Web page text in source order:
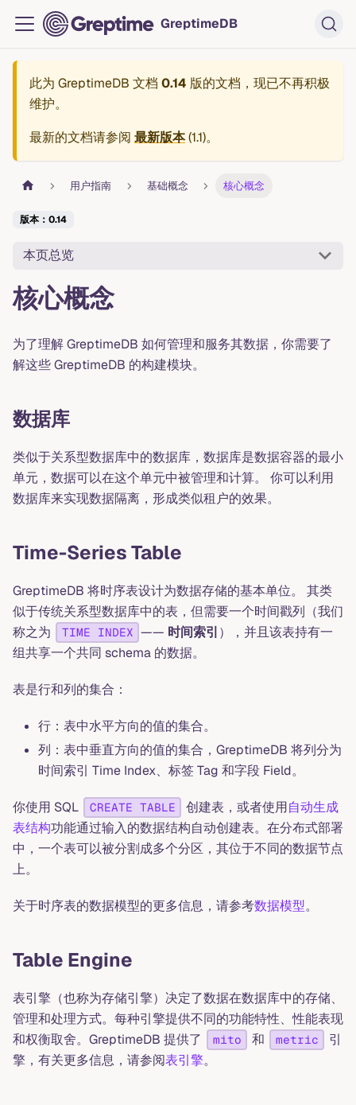
GreptimeDB
此为 GreptimeDB 文档 0.14 版的文档，现已不再积极
维护。
最新的文档请参阅 最新版本(1.1)。
用户指南 基础概念 核心概念
版本：0.14
本页总览
核心概念
为了理解 GreptimeDB 如何管理和服务其数据，你需要了
解这些 GreptimeDB 的构建模块。
数据库
类似于关系型数据库中的数据库，数据库是数据容器的最小
单元，数据可以在这个单元中被管理和计算。 你可以利用
数据库来实现数据隔离，形成类似租户的效果。
Time-Series Table
GreptimeDB 将时序表设计为数据存储的基本单位。 其类
似于传统关系型数据库中的表，但需要一个时间戳列（我们
称之为
TIME INDEX —— 时间索引），并且该表持有一
组共享一个共同 schema 的数据。
表是行和列的集合：
行：表中水平方向的值的集合。
列：表中垂直方向的值的集合，GreptimeDB 将列分为
时间索引 Time Index、标签 Tag 和字段 Field。
你使用 SQL CREATE TABLE 创建表，或者使用自动生成
表结构功能通过输入的数据结构自动创建表。在分布式部署
中，一个表可以被分割成多个分区，其位于不同的数据节点
上。
关于时序表的数据模型的更多信息，请参考数据模型。
Table Engine
表引擎（也称为存储引擎）决定了数据在数据库中的存储、
管理和处理方式。每种引擎提供不同的功能特性、性能表现
和权衡取舍。GreptimeDB 提供了
mito 和 metric
引
擎，有关更多信息，请参阅表引擎。